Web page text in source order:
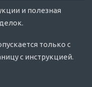
и полезная
только с
с инструкцией.